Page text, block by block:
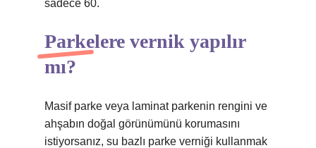
sadece 60.
Parkelere vernik yapılır
mı?
Masif parke veya laminat parkenin rengini ve
ahşabın doğal görünümünü korumasını
istiyorsanız, su bazlı parke verniği kullanmak